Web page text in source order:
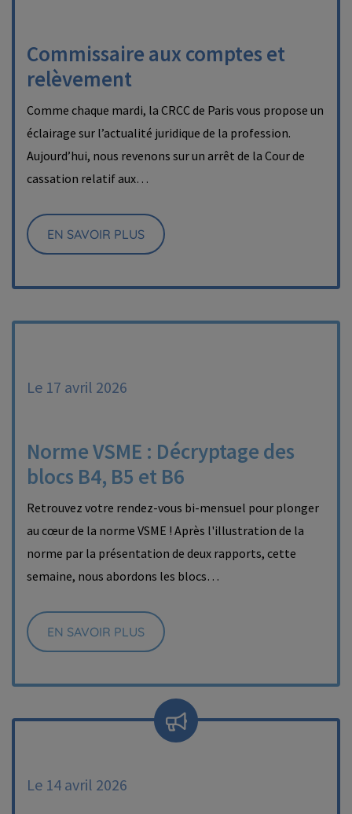
Commissaire aux comptes et
relèvement
Comme chaque mardi, la CRCC de Paris vous propose un
éclairage sur l’actualité juridique de la profession.
Aujourd’hui, nous revenons sur un arrêt de la Cour de
cassation relatif aux…
EN SAVOIR PLUS
Le 17 avril 2026
Norme VSME : Décryptage des
blocs B4, B5 et B6
Retrouvez votre rendez-vous bi-mensuel pour plonger
au cœur de la norme VSME ! Après l'illustration de la
norme par la présentation de deux rapports, cette
semaine, nous abordons les blocs…
EN SAVOIR PLUS
Le 14 avril 2026